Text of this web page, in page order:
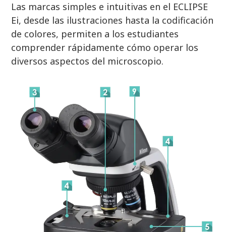
Las marcas simples e intuitivas en el ECLIPSE
Ei, desde las ilustraciones hasta la codificación
de colores, permiten a los estudiantes
comprender rápidamente cómo operar los
diversos aspectos del microscopio.